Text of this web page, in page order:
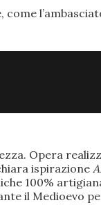
Opera
ispirazione
100%
il Medioevo